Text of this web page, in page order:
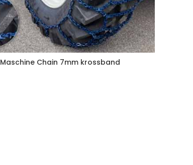
Maschine Chain 7mm krossband